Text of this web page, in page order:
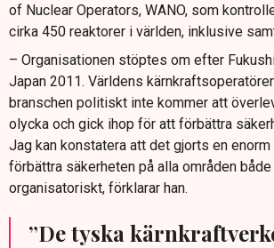
of Nuclear Operators, WANO, som
cirka 450 reaktorer i världen, inklusive
– Organisationen stöptes om efter
Japan 2011. Världens
branschen politiskt inte kommer att
olycka och gick ihop för att förbättra
Jag kan konstatera att det gjorts en
förbättra säkerheten på alla områden
organisatoriskt, förklarar han.
”De tyska